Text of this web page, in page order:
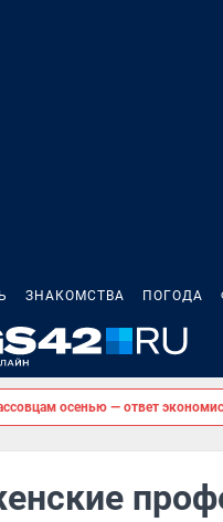
ЗНАКОМСТВА ПОГОДА
осенью — ответ